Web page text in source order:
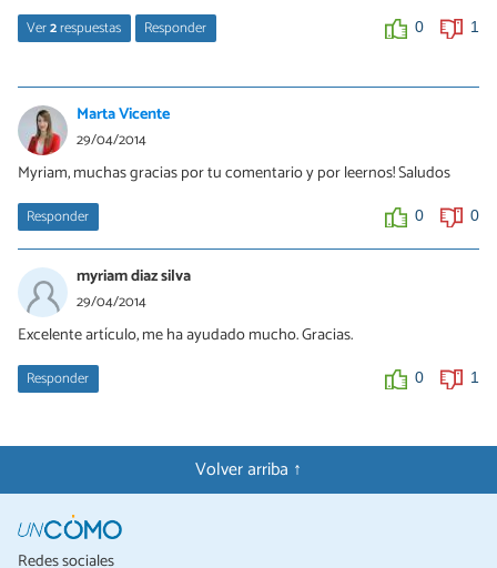
Ver2respuestas Responder 0 1
31/08/2015
la pose del cangreso es buena
0
08/07/2016
no antes agita
Marta Vicente
29/04/2014
Myriam, muchas gracias por tu comentario y por leernos! Saludos
Responder 0 0
myriam diaz silva
29/04/2014
Excelente artículo, me ha ayudado mucho. Gracias.
Responder 0 1
Volver arriba ↑
Redes sociales